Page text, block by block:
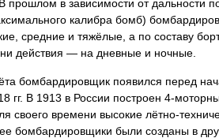
в зависимости от дальности
калибра бомб)
средние и тяжёлые, а по составу
действия — на дневные и ночные.
бомбардировщик появился перед
гг. В 1913 в России построен 4-
своего времени высокие лётно-
бомбардировщики были созданы в